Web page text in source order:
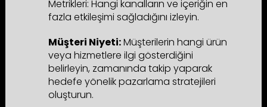
Metrikleri: Hangi kanalların ve içeriğin en
fazla etkileşimi sağladığını izleyin.
Müşteri Niyeti:Müşterilerin hangi ürün
veya hizmetlere ilgi gösterdiğini
belirleyin, zamanında takip yaparak
hedefe yönelik pazarlama stratejileri
oluşturun.